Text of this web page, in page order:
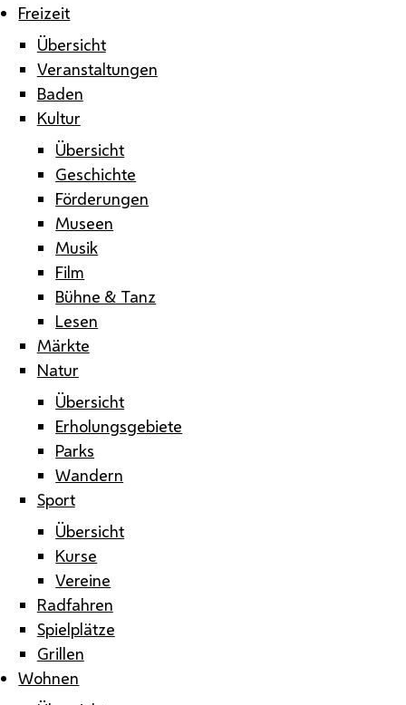
Freizeit
Übersicht
Veranstaltungen
Baden
Kultur
Übersicht
Geschichte
Förderungen
Museen
Musik
Film
Bühne & Tanz
Lesen
Märkte
Natur
Übersicht
Erholungsgebiete
Parks
Wandern
Sport
Übersicht
Kurse
Vereine
Radfahren
Spielplätze
Grillen
Wohnen